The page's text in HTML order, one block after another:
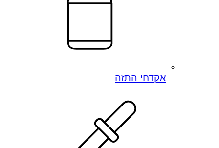
אקדחי התזה